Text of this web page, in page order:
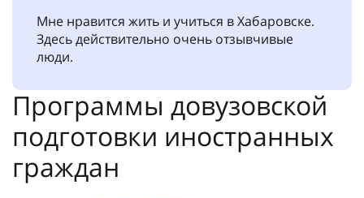
Мне нравится жить и учиться в Хабаровске.
Здесь действительно очень отзывчивые
люди.
Программы довузовской
подготовки иностранных
граждан